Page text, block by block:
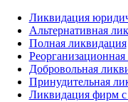
Ликвидация
Альтернативная
Полная ликвидация
Добровольная
Принудительная
Ликвидация фирм с